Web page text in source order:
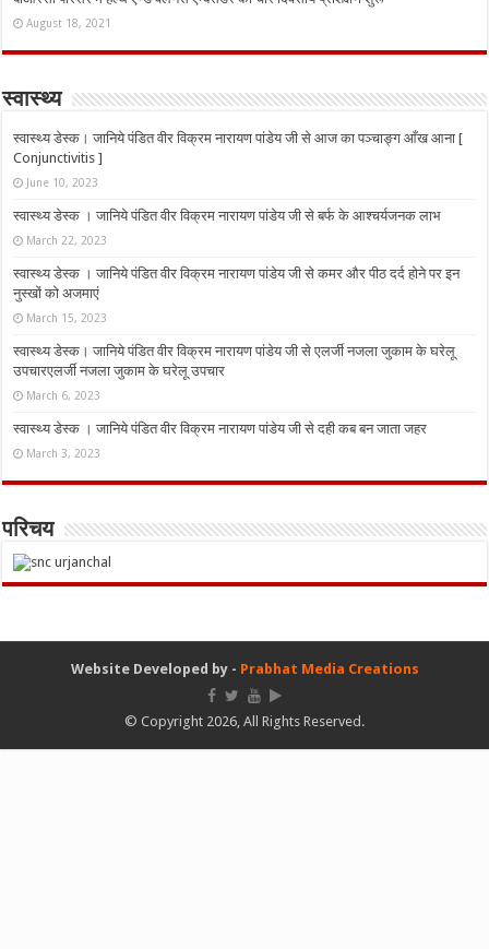
August 18, 2021
स्वास्थ्य
स्वास्थ्य डेस्क। जानिये पंडित वीर विक्रम नारायण पांडेय जी से आज का पञ्चाङ्ग आँख आना [
Conjunctivitis ]
June 10, 2023
स्वास्थ्य डेस्क । जानिये पंडित वीर विक्रम नारायण पांडेय जी से बर्फ के आश्चर्यजनक लाभ
March 22, 2023
स्वास्थ्य डेस्क । जानिये पंडित वीर विक्रम नारायण पांडेय जी से कमर और पीठ दर्द होने पर इन
नुस्‍खों को अजमाएं
March 15, 2023
स्वास्थ्य डेस्क। जानिये पंडित वीर विक्रम नारायण पांडेय जी से एलर्जी नजला जुकाम के घरेलू
उपचारएलर्जी नजला जुकाम के घरेलू उपचार
March 6, 2023
स्वास्थ्य डेस्क । जानिये पंडित वीर विक्रम नारायण पांडेय जी से दही कब बन जाता जहर
March 3, 2023
परिचय
Website Developed by - Prabhat Media Creations
© Copyright 2026, All Rights Reserved.